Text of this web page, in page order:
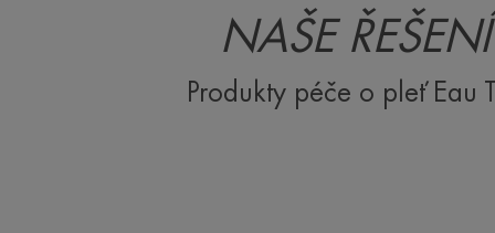
NAŠE
Produkty péče o pleť